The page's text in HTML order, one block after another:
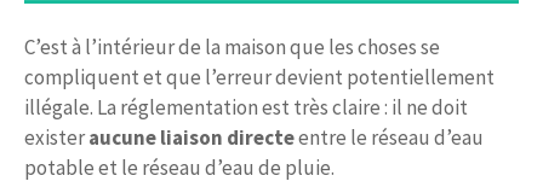
C’est à l’intérieur de la maison que les choses se
compliquent et que l’erreur devient potentiellement
illégale. La réglementation est très claire : il ne doit
existeraucune liaison directeentre le réseau d’eau
potable et le réseau d’eau de pluie.